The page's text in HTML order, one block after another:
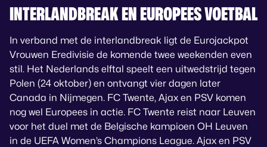
INTERLANDBREAK EN EUROPEES VOETBAL
In verband met de interlandbreak ligt de Eurojackpot
Vrouwen Eredivisie de komende twee weekenden even
stil. Het Nederlands elftal speelt een uitwedstrijd tegen
Polen (24 oktober) en ontvangt vier dagen later
Canada in Nijmegen. FC Twente, Ajax en PSV komen
nog wel Europees in actie. FC Twente reist naar Leuven
voor het duel met de Belgische kampioen OH Leuven
in de UEFA Women’s Champions League. Ajax en PSV